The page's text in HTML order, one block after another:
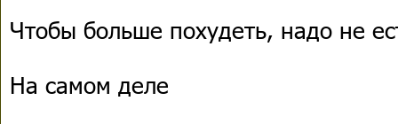
Чтобы больше похудеть, надо не
На самом деле